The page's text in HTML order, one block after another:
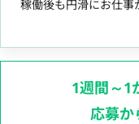
稼働後も円滑にお仕事
1週間～1
応募か